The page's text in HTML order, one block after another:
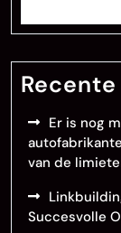
Er is nog
van de
Succesvolle